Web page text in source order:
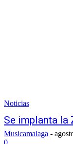
Noticias
Se implanta la
Musicamalaga -
0